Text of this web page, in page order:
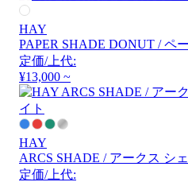
HAY
PAPER SHADE DONUT / ペ
定価/上代:
¥13,000 ~
HAY
ARCS SHADE / アークス シ
定価/上代: